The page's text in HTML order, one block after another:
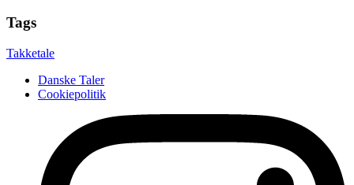
Tags
Takketale
Danske Taler
Cookiepolitik